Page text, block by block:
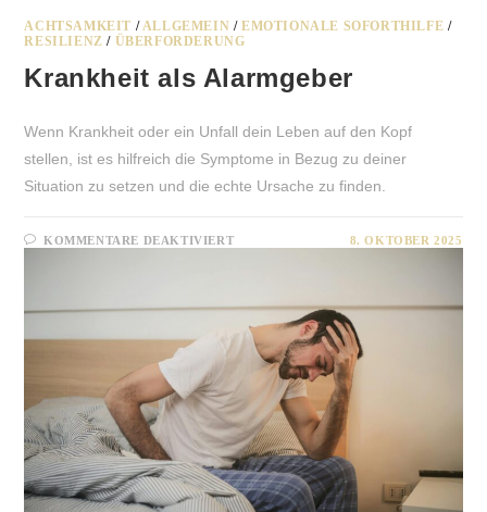
ACHTSAMKEIT /ALLGEMEIN /EMOTIONALE SOFORTHILFE /
RESILIENZ / ÜBERFORDERUNG
Krankheit als Alarmgeber
Wenn Krankheit oder ein Unfall dein Leben auf den Kopf
stellen, ist es hilfreich die Symptome in Bezug zu deiner
Situation zu setzen und die echte Ursache zu finden.
KOMMENTARE DEAKTIVIERTFÜR
8. OKTOBER 2025